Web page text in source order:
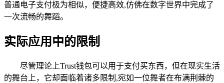
普通电子支付极为相似，便捷高效,仿佛在数字世界中完成了
一次流畅的舞蹈。
实际应用中的限制
尽管理论上Trust钱包可以用于支付买东西，但在现实生活
的舞台上，它却面临着诸多限制,宛如一位舞者在布满荆棘的